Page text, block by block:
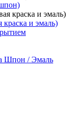
и эмаль)
Шпон / Эмаль